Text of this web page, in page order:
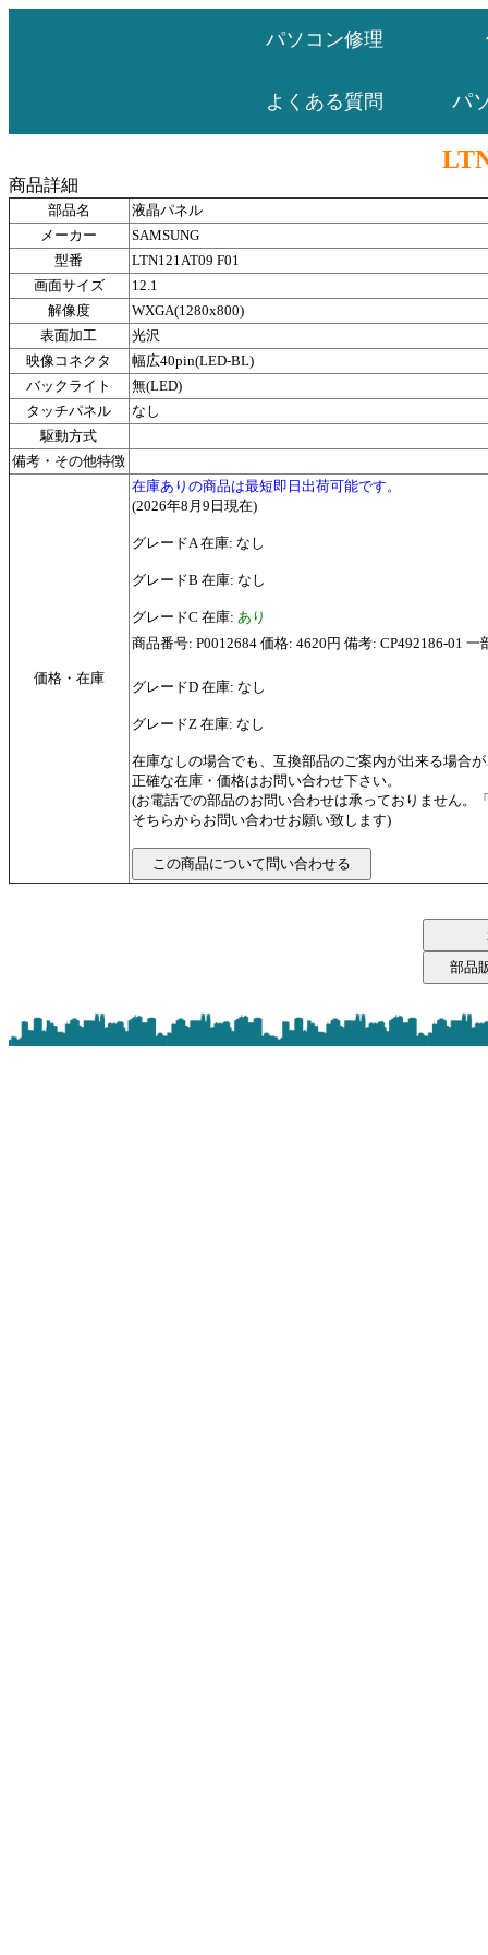
パソコン修理
よくある質問 パ
商品詳細
部品名
液晶パネル
メーカー
SAMSUNG
型番
LTN121AT09 F01
画面サイズ
12.1
解像度
WXGA(1280x800)
表面加工
光沢
映像コネクタ
幅広40pin(LED-BL)
バックライト
無(LED)
タッチパネル
なし
駆動方式
備考・その他特徴
価格・在庫
在庫ありの商品は最短即日出荷可能です。
(2026年8月9日現在)
グレードA 在庫: なし
グレードB 在庫: なし
グレードC 在庫: あり
商品番号: P0012684 価格: 4620円 備考: CP492186-01
グレードD 在庫: なし
グレードZ 在庫: なし
在庫なしの場合でも、互換部品のご案内が出来る場合
正確な在庫・価格はお問い合わせ下さい。
(お電話での部品のお問い合わせは承っておりません。
そちらからお問い合わせお願い致します)